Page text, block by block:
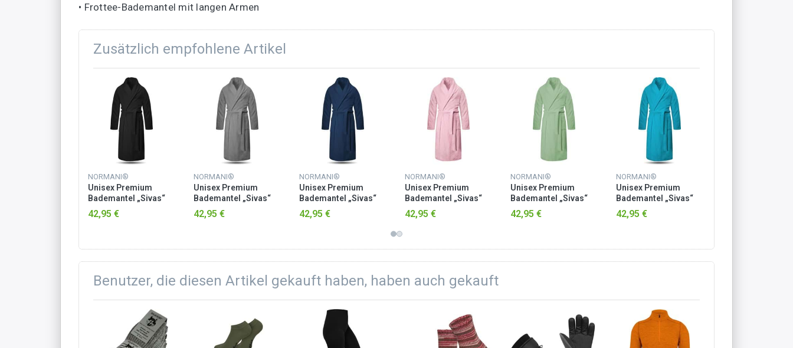
• Frottee-Bademantel mit langen Armen
Zusätzlich empfohlene Artikel
NORMANI®
Unisex Premium
Bademantel „Sivas“
aus Frottee - OEKO-
TEX® 100 Schwarz
42,95 €
NORMANI®
Unisex Premium
Bademantel „Sivas“
aus Frottee - OEKO-
TEX® 100 Grau
42,95 €
NORMANI®
Unisex Premium
Bademantel „Sivas“
aus Frottee - OEKO-
TEX® 100 Marine
42,95 €
NORMANI®
Unisex Premium
Bademantel „Sivas“
aus Frottee - OEKO-
TEX® 100 Rosa
42,95 €
NORMANI®
Unisex Premium
Bademantel „Sivas“
aus Frottee - OEKO-
TEX® 100 Hellgrün
42,95 €
NORMANI®
Unisex Premium
Bademantel „Sivas“
aus Frottee - OEKO-
TEX® 100 Türkis
42,95 €
Benutzer, die diesen Artikel gekauft haben, haben auch gekauft